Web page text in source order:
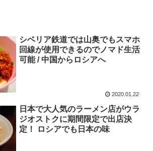
シベリア鉄道では山奥でもスマホ
回線が使用できるのでノマド生活
可能 / 中国からロシアへ
2020.01.22
日本で大人気のラーメン店がウラ
ジオストクに期間限定で出店決
定！ ロシアでも日本の味